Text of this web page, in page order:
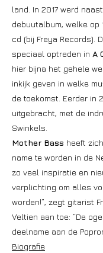
land. In 2017 werd
debuutalbum, welke
cd (bij Freya Records).
speciaal optreden in A
hier bijna het gehele
inkijk geven in welke
de toekomst. Eerder in
uitgebracht, met de
Swinkels.
Mother Bass heeft
name te worden in de
zo veel inspiratie en
verplichting om alles
worden!”, zegt gitarist
Veltien aan toe: “De
deelname aan de
Biografie